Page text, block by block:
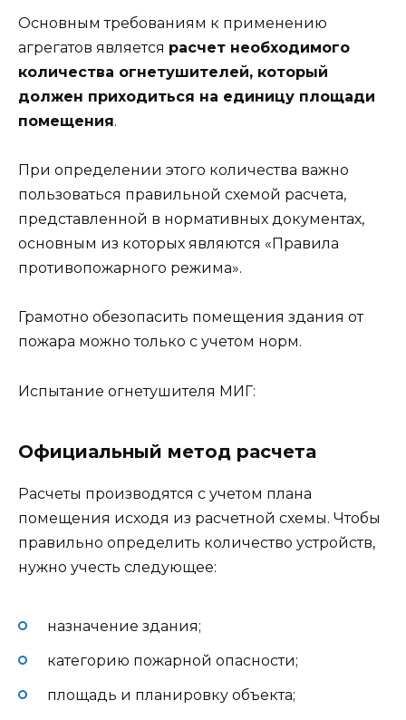
Основным требованиям к применению
агрегатов является расчет необходимого
количества огнетушителей, который
должен приходиться на единицу площади
помещения.
При определении этого количества важно
пользоваться правильной схемой расчета,
представленной в нормативных документах,
основным из которых являются «Правила
противопожарного режима».
Грамотно обезопасить помещения здания от
пожара можно только с учетом норм.
Испытание огнетушителя МИГ:
Официальный метод расчета
Расчеты производятся с учетом плана
помещения исходя из расчетной схемы. Чтобы
правильно определить количество устройств,
нужно учесть следующее:
назначение здания;
категорию пожарной опасности;
площадь и планировку объекта;